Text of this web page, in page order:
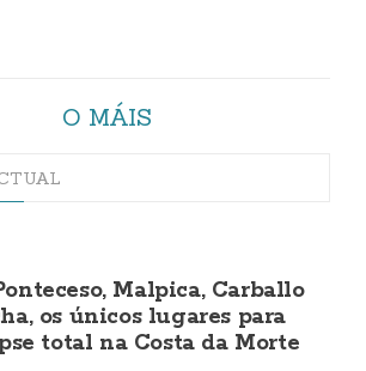
O MÁIS
Malpica, Carballo
os únicos lugares para
total na Costa da Morte